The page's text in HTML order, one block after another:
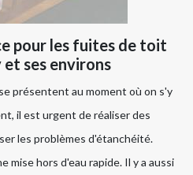
pour les fuites de toit
et ses environs
présentent au moment où on s'y
il est urgent de réaliser des
les problèmes d'étanchéité.
mise hors d'eau rapide. Il y a aussi